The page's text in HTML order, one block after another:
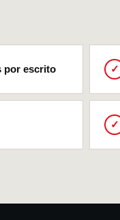
por escrito ✓
✓